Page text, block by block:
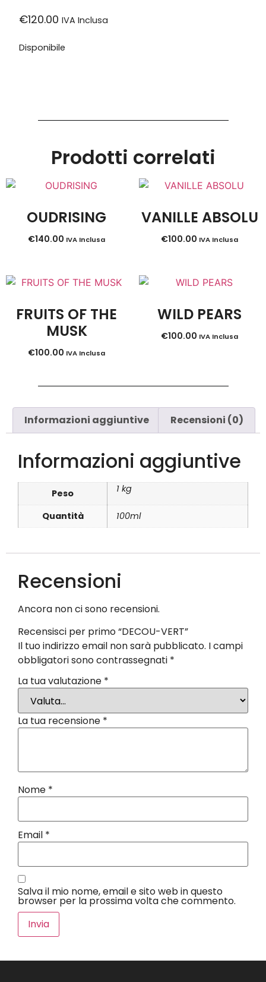
€120.00 IVA Inclusa
Disponibile
Prodotti correlati
OUDRISING
€140.00 IVA Inclusa
VANILLE ABSOLU
€100.00 IVA Inclusa
FRUITS OF THE
MUSK
€100.00 IVA Inclusa
WILD PEARS
€100.00 IVA Inclusa
Informazioni aggiuntive Recensioni (0)
Informazioni aggiuntive
Peso 1 kg
Quantità 100ml
Recensioni
Ancora non ci sono recensioni.
Recensisci per primo “DECOU-VERT”
Il tuo indirizzo email non sarà pubblicato. I campi
obbligatori sono contrassegnati *
La tua valutazione *
La tua recensione *
Nome *
Email *
Salva il mio nome, email e sito web in questo
browser per la prossima volta che commento.